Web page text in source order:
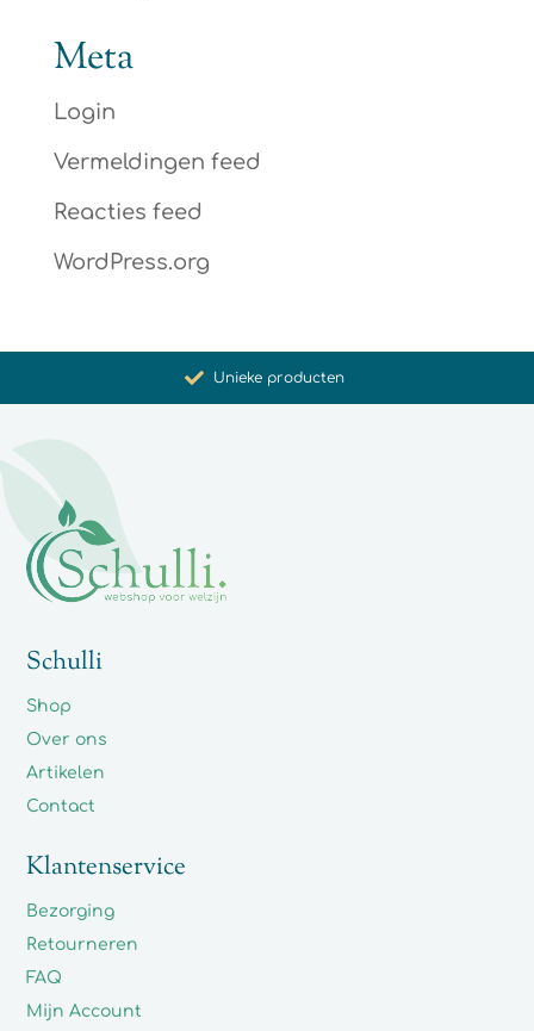
Meta
Login
Vermeldingen feed
Reacties feed
WordPress.org
Unieke producten
Schulli
Shop
Over ons
Artikelen
Contact
Klantenservice
Bezorging
Retourneren
FAQ
Mijn Account